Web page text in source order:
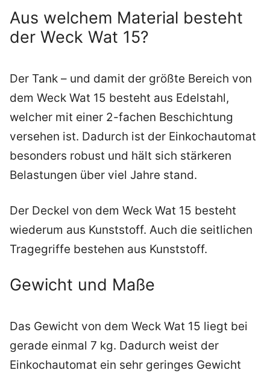
Aus welchem Material besteht
der Weck Wat 15?
Der Tank – und damit der größte Bereich von
dem Weck Wat 15 besteht aus Edelstahl,
welcher mit einer 2-fachen Beschichtung
versehen ist. Dadurch ist der Einkochautomat
besonders robust und hält sich stärkeren
Belastungen über viel Jahre stand.
Der Deckel von dem Weck Wat 15 besteht
wiederum aus Kunststoff. Auch die seitlichen
Tragegriffe bestehen aus Kunststoff.
Gewicht und Maße
Das Gewicht von dem Weck Wat 15 liegt bei
gerade einmal 7 kg. Dadurch weist der
Einkochautomat ein sehr geringes Gewicht